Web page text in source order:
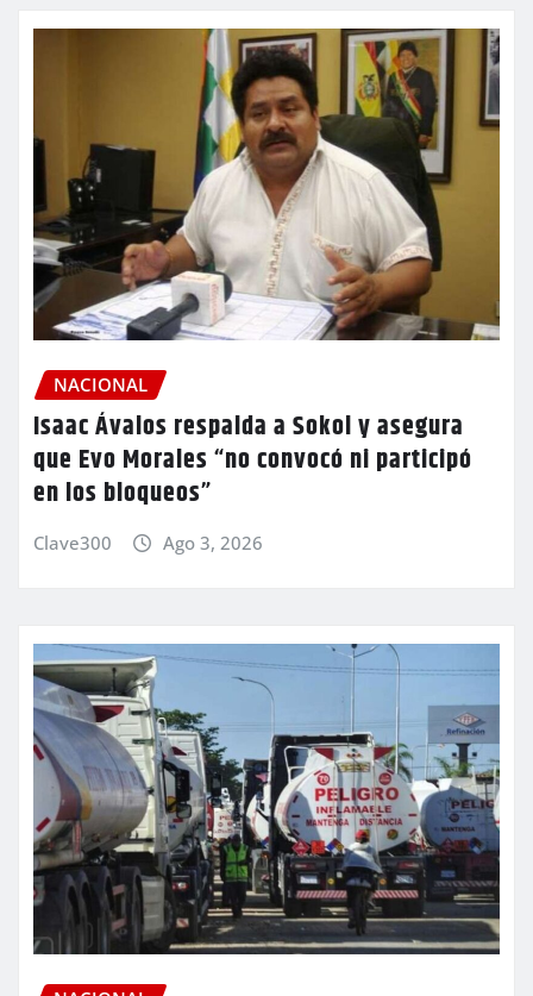
NACIONAL
Isaac Ávalos respalda a Sokol y asegura
que Evo Morales “no convocó ni participó
en los bloqueos”
Clave300 Ago 3, 2026